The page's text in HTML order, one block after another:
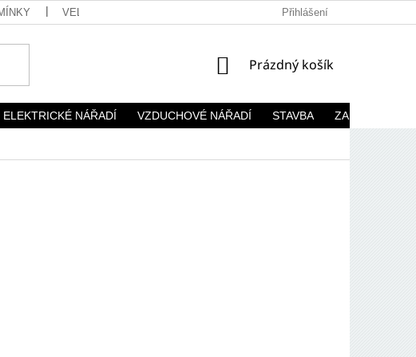
VELKOOBCHOD Přihlášení
NÁKUPNÍ
Prázdný košík
ELEKTRICKÉ NÁŘADÍ VZDUCHOVÉ NÁŘADÍ STAVBA ZAHRADA